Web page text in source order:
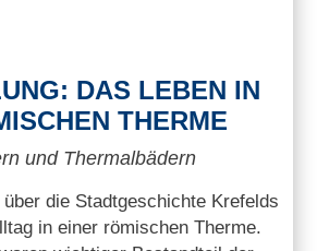
DAS LEBEN IN
THERME
und Thermalbädern
die Stadtgeschichte Krefelds
in einer römischen Therme.